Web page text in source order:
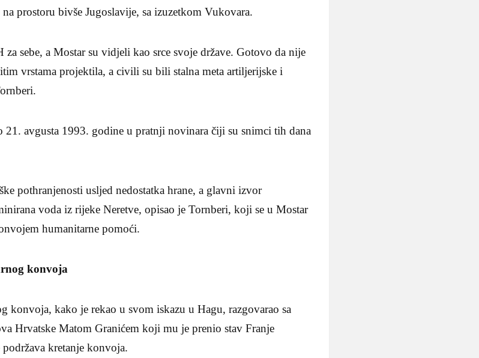
prostoru bivše Jugoslavije, sa izuzetkom Vukovara.
sebe, a Mostar su vidjeli kao srce svoje države. Gotovo da nije
vrstama projektila, a civili su bili stalna meta artiljerijske i
avgusta 1993. godine u pratnji novinara čiji su snimci tih dana
pothranjenosti usljed nedostatka hrane, a glavni izvor
voda iz rijeke Neretve, opisao je Tornberi, koji se u Mostar
humanitarne pomoći.
konvoja
konvoja, kako je rekao u svom iskazu u Hagu, razgovarao sa
Hrvatske Matom Granićem koji mu je prenio stav Franje
kretanje konvoja.